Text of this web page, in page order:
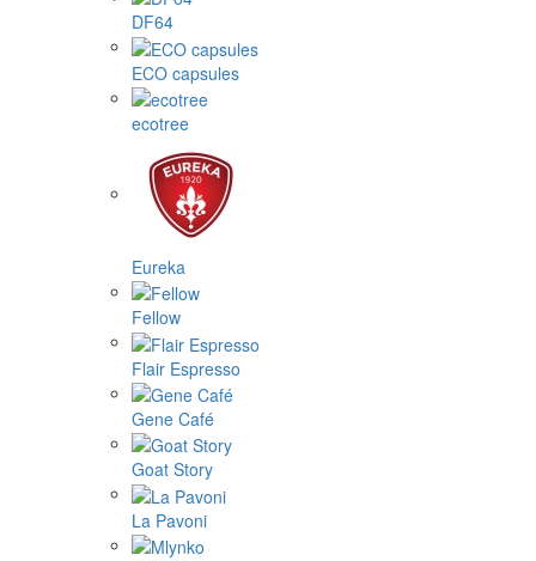
DF64
ECO capsules
ecotree
Eureka
Fellow
Flair Espresso
Gene Café
Goat Story
La Pavoni